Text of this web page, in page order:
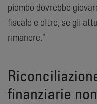
piombo dovrebbe
fiscale e oltre, se gli
rimanere."
finanziarie